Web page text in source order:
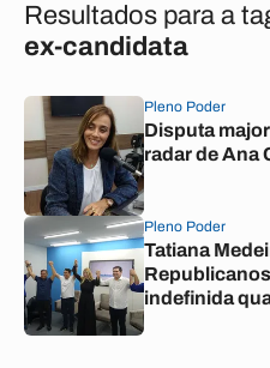
Resultados para a
ex-candidata
Pleno Poder
Disputa
radar de Ana
Pleno Poder
Tatiana
indefinida